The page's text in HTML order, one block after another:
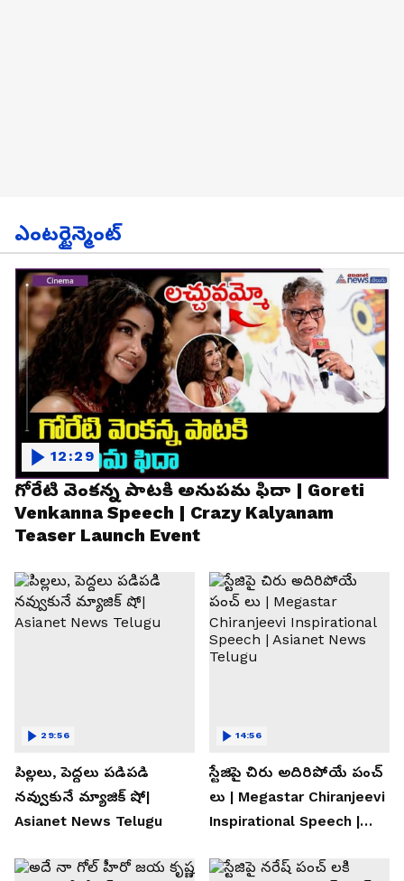
ఎంటర్టైన్మెంట్
గోరేటి వెంకన్న పాటకి అనుపమ ఫిదా | Goreti
Venkanna Speech | Crazy Kalyanam
Teaser Launch Event
12:29
పిల్లలు, పెద్దలు పడిపడి
నవ్వుకునే మ్యాజిక్ షో|
Asianet News Telugu
29:56
స్టేజిపై చిరు అదిరిపోయే పంచ్
లు | Megastar Chiranjeevi
Inspirational Speech |
14:56